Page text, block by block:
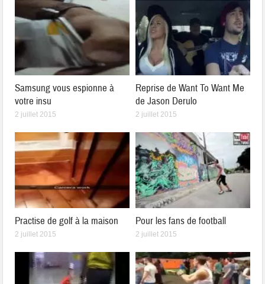
Samsung vous espionne à
votre insu
2 juillet 2015
Reprise de Want To Want Me
de Jason Derulo
2 juillet 2015
Practise de golf à la maison
2 juillet 2015
Pour les fans de football
2 juillet 2015